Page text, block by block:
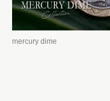
mercury dime